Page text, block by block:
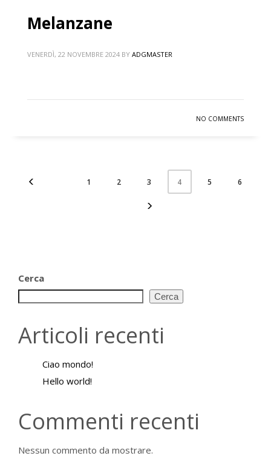
Melanzane
VENERDÌ, 22 NOVEMBRE 2024 BY ADGMASTER
NO COMMENTS
1 2 3 4 5 6
Cerca
Cerca
Articoli recenti
Ciao mondo!
Hello world!
Commenti recenti
Nessun commento da mostrare.